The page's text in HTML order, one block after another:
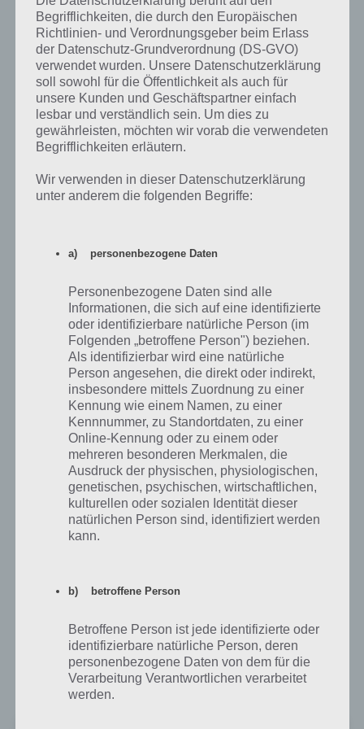
In der Wahl-O-Mat App
findet ihr weitere
Informationen – bspw.
Wahlergebnisse der
vergangenen Wahlen
anschauen.
Die Europawahl findet alle 5
Jahre statt. Zuletzt wurde also
2009 gewählt. Erstmalig können
in Deutschland alle Parteien
einziehen, die mindestens 1
bekommen haben. Bisher galt
die 3-Prozent-Hürde bei
jedoch gekippt.
Wer also zur Europawahl 2014
nicht weiß, ob er CDU, SPD, Grüne, FDP, FDP oder eine andere Partei
wählen soll, der sollte sich die App schnellstens vor der Europawahl
am 25.5.2014 herunterladen.
Wahl-O-Mat zur Europawahl 2014 nutzen
Der Wahl-O-Mat steht sowohl unter der Websitewww.wahl-o-mat.de
als auch als App für Android, iPhone, iPad und Windows Phone
kostenlos zum Download bereit. Wer lieber am PC schaut, der macht
das ganz einfach im Browser.
Nachfolgend haben wir nochmal die Download Links zur Wahl-O-
Mat App für euch, damit ihr diese schnell herunterladen könnt.
Smartphone oder Tablet installiert hat, kann diese weiterhin nutzen.
Am 28.4.2014 wurde diese geupdatet und beinhaltet nun auch die
Fragen und Antworten zur Europawahl am 25.5.2014. Dabei wird
mindestens Android 2.3.3 benötigt. Hier gehts zu Google Play:
Begrifflichkeiten, die durch den Europäischen
Richtlinien- und Verordnungsgeber beim Erlass
der Datenschutz-Grundverordnung (DS-GVO)
verwendet wurden. Unsere Datenschutzerklärung
soll sowohl für die Öffentlichkeit als auch für
unsere Kunden und Geschäftspartner einfach
lesbar und verständlich sein. Um dies zu
gewährleisten, möchten wir vorab die verwendeten
Begrifflichkeiten erläutern.
Wir verwenden in dieser Datenschutzerklärung
unter anderem die folgenden Begriffe:
a) personenbezogene Daten
Personenbezogene Daten sind alle
Informationen, die sich auf eine identifizierte
oder identifizierbare natürliche Person (im
Folgenden „betroffene Person") beziehen.
Als identifizierbar wird eine natürliche
Person angesehen, die direkt oder indirekt,
insbesondere mittels Zuordnung zu einer
Kennung wie einem Namen, zu einer
Kennnummer, zu Standortdaten, zu einer
Online-Kennung oder zu einem oder
mehreren besonderen Merkmalen, die
Ausdruck der physischen, physiologischen,
genetischen, psychischen, wirtschaftlichen,
kulturellen oder sozialen Identität dieser
natürlichen Person sind, identifiziert werden
kann.
b) betroffene Person
Betroffene Person ist jede identifizierte oder
identifizierbare natürliche Person, deren
personenbezogene Daten von dem für die
Verarbeitung Verantwortlichen verarbeitet
werden.